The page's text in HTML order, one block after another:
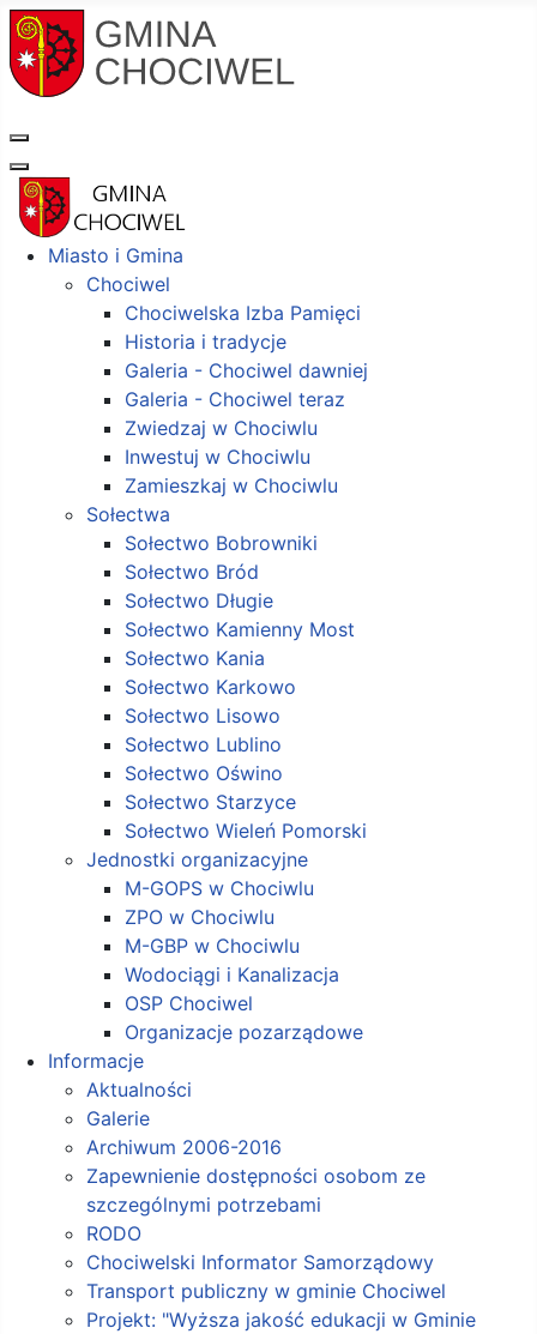
Miasto i Gmina
Chociwel
Chociwelska Izba Pamięci
Historia i tradycje
Galeria - Chociwel dawniej
Galeria - Chociwel teraz
Zwiedzaj w Chociwlu
Inwestuj w Chociwlu
Zamieszkaj w Chociwlu
Sołectwa
Sołectwo Bobrowniki
Sołectwo Bród
Sołectwo Długie
Sołectwo Kamienny Most
Sołectwo Kania
Sołectwo Karkowo
Sołectwo Lisowo
Sołectwo Lublino
Sołectwo Oświno
Sołectwo Starzyce
Sołectwo Wieleń Pomorski
Jednostki organizacyjne
M-GOPS w Chociwlu
ZPO w Chociwlu
M-GBP w Chociwlu
Wodociągi i Kanalizacja
OSP Chociwel
Organizacje pozarządowe
Informacje
Aktualności
Galerie
Archiwum 2006-2016
Zapewnienie dostępności osobom ze
szczególnymi potrzebami
RODO
Chociwelski Informator Samorządowy
Transport publiczny w gminie Chociwel
Projekt: "Wyższa jakość edukacji w Gminie